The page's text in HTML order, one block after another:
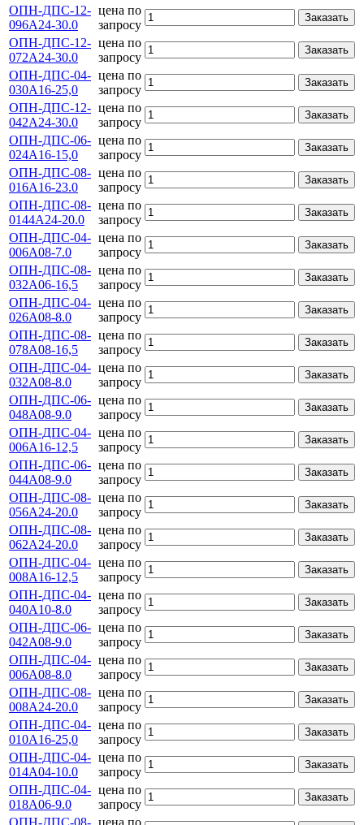
ОПН-ДПС-12-
096А24-30.0
цена по
запросу
Заказать
ОПН-ДПС-12-
072А24-30.0
цена по
запросу
Заказать
ОПН-ДПС-04-
030А16-25,0
цена по
запросу
Заказать
ОПН-ДПС-12-
042А24-30.0
цена по
запросу
Заказать
ОПН-ДПС-06-
024А16-15,0
цена по
запросу
Заказать
ОПН-ДПС-08-
016А16-23.0
цена по
запросу
Заказать
ОПН-ДПС-08-
0144А24-20.0
цена по
запросу
Заказать
ОПН-ДПС-04-
006А08-7.0
цена по
запросу
Заказать
ОПН-ДПС-08-
032А06-16,5
цена по
запросу
Заказать
ОПН-ДПС-04-
026А08-8.0
цена по
запросу
Заказать
ОПН-ДПС-08-
078А08-16,5
цена по
запросу
Заказать
ОПН-ДПС-04-
032А08-8.0
цена по
запросу
Заказать
ОПН-ДПС-06-
048А08-9.0
цена по
запросу
Заказать
ОПН-ДПС-04-
006А16-12,5
цена по
запросу
Заказать
ОПН-ДПС-06-
044А08-9.0
цена по
запросу
Заказать
ОПН-ДПС-08-
056А24-20.0
цена по
запросу
Заказать
ОПН-ДПС-08-
062А24-20.0
цена по
запросу
Заказать
ОПН-ДПС-04-
008А16-12,5
цена по
запросу
Заказать
ОПН-ДПС-04-
040А10-8.0
цена по
запросу
Заказать
ОПН-ДПС-06-
042А08-9.0
цена по
запросу
Заказать
ОПН-ДПС-04-
006А08-8.0
цена по
запросу
Заказать
ОПН-ДПС-08-
008А24-20.0
цена по
запросу
Заказать
ОПН-ДПС-04-
010А16-25,0
цена по
запросу
Заказать
ОПН-ДПС-04-
014А04-10.0
цена по
запросу
Заказать
ОПН-ДПС-04-
018А06-9.0
цена по
запросу
Заказать
ОПН-ДПС-08- цена по